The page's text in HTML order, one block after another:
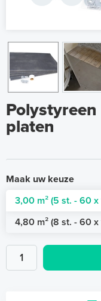
platen
Maak uw keuze
3,00 m² (5 st. - 60 x
4,80 m² (8 st. - 60